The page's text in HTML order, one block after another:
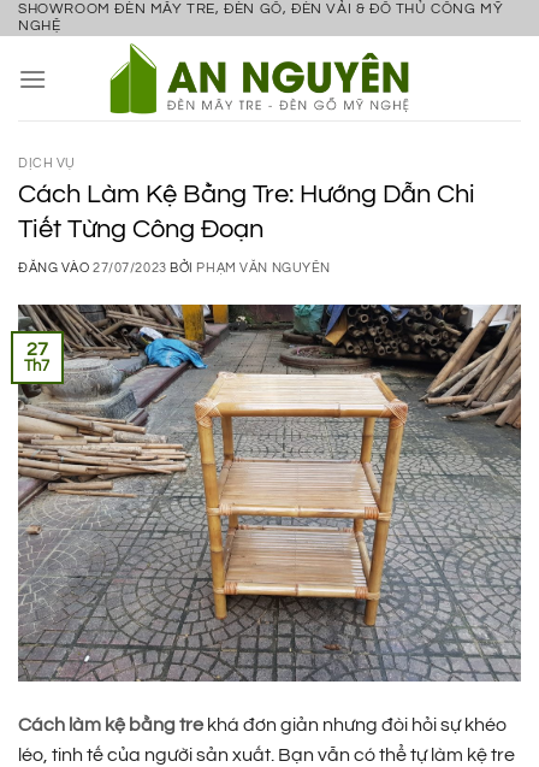
Bỏ
nội
SHOWROOM ĐÈN MÂY TRE, ĐÈN GỖ, ĐÈN VẢI & ĐỒ THỦ CÔNG MỸ
NGHỆ
DỊCH VỤ
Cách Làm Kệ Bằng Tre: Hướng Dẫn Chi
Tiết Từng Công Đoạn
ĐĂNG VÀO27/07/2023 BỞI PHẠM VĂN NGUYÊN
27
Th7
Cách làm kệ bằng tre khá đơn giản nhưng đòi hỏi sự khéo
léo, tinh tế của người sản xuất. Bạn vẫn có thể tự làm kệ tre